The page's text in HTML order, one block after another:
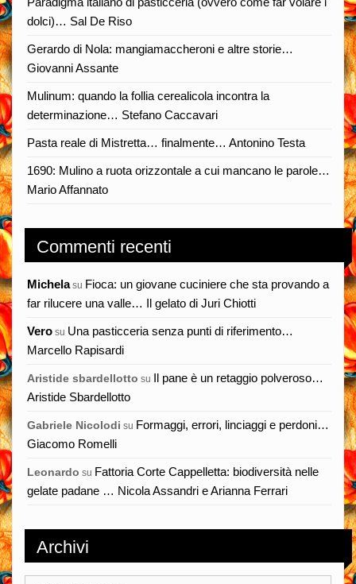
dolci)… Sal De Riso
Gerardo di Nola: mangiamaccheroni e altre storie…
Giovanni Assante
Mulinum: quando la follia cerealicola incontra la
determinazione… Stefano Caccavari
Pasta reale di Mistretta… finalmente… Antonino Testa
1690: Mulino a ruota orizzontale a cui mancano le parole…
Mario Affannato
Commenti recenti
Michelasu Fioca: un giovane cuciniere che sta provando a
far rilucere una valle… Il gelato di Juri Chiotti
Vero su Una pasticceria senza punti di riferimento…
Marcello Rapisardi
Aristide sbardellotto su Il pane è un retaggio polveroso…
Aristide Sbardellotto
Gabriele Nicolodi su Formaggi, errori, linciaggi e perdoni…
Giacomo Romelli
Leonardo su Fattoria Corte Cappelletta: biodiversità nelle
gelate padane … Nicola Assandri e Arianna Ferrari
Archivi